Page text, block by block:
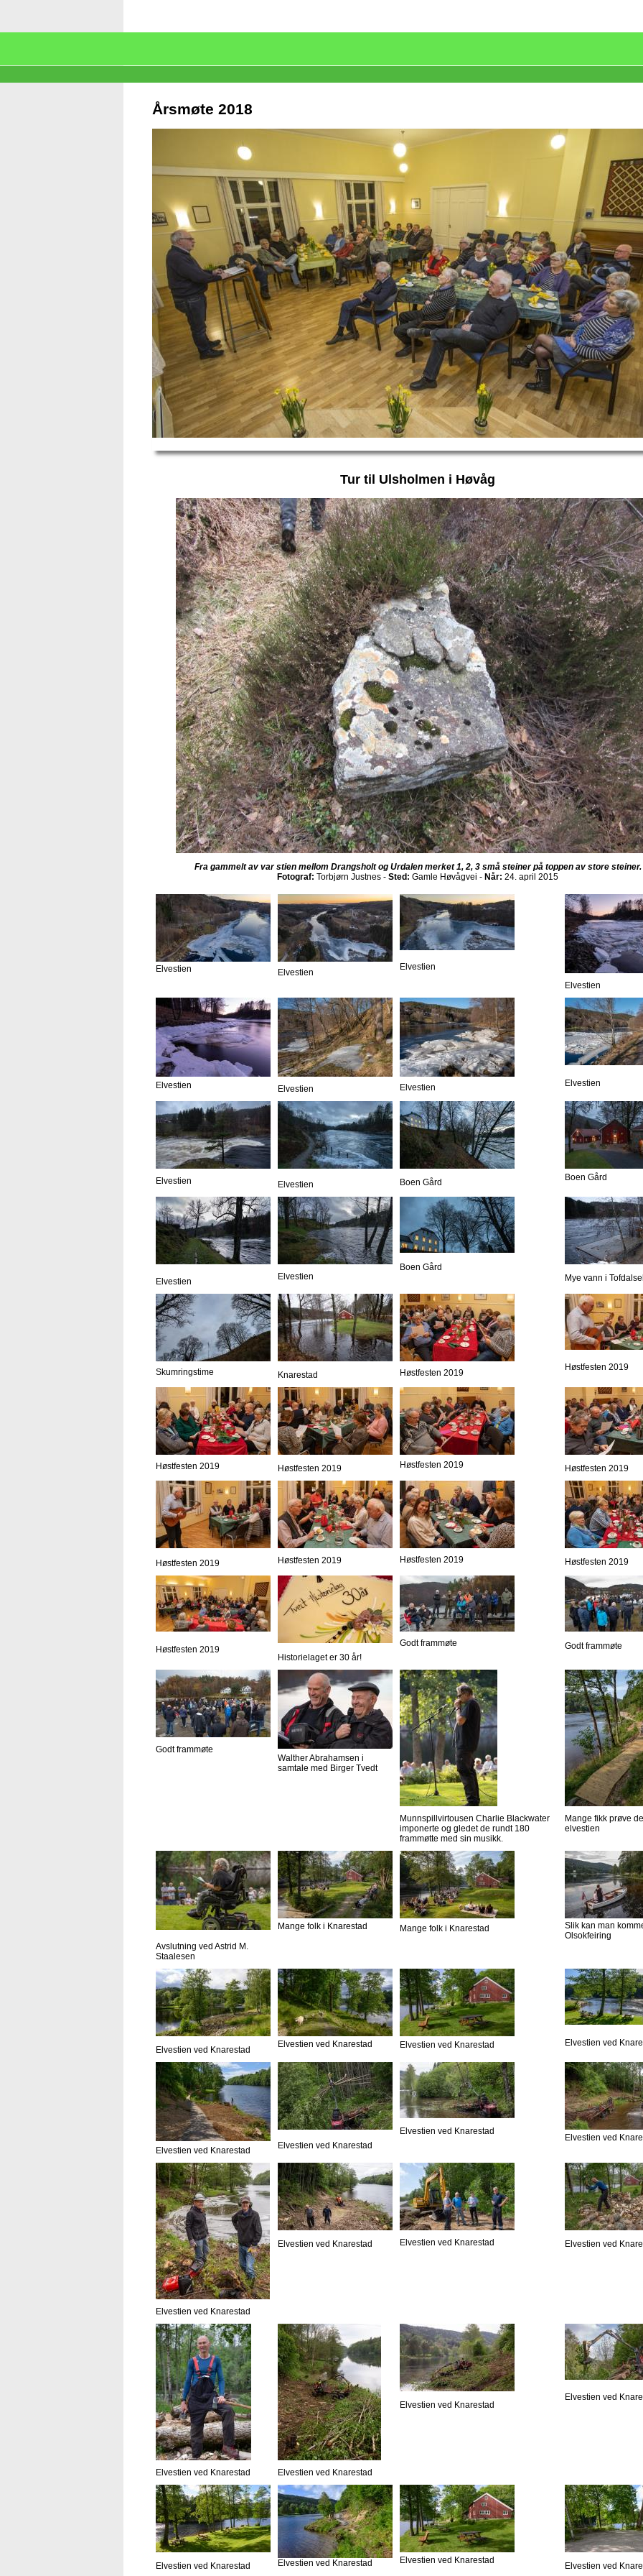
Årsmøte 2018
Tur til Ulsholmen i Høvåg
Fra gammelt av var stien mellom Drangsholt og Urdalen merket 1, 2, 3 små steiner på toppen av store steiner.
Fotograf: Torbjørn Justnes - Sted: Gamle Høvågvei - Når: 24. april 2015
Elvestien Elvestien
Elvestien
Elvestien
Elvestien Elvestien Elvestien Elvestien
Elvestien Elvestien Boen Gård Boen Gård
Elvestien Elvestien
Boen Gård
Mye vann i
Skumringstime Knarestad Høstfesten 2019
Høstfesten 2019
Høstfesten 2019 Høstfesten 2019 Høstfesten 2019 Høstfesten 2019
Høstfesten 2019 Høstfesten 2019 Høstfesten 2019 Høstfesten 2019
Høstfesten 2019
Historielaget er 30 år!
Godt frammøte Godt frammøte
Godt frammøte
Walther Abrahamsen i
samtale med Birger Tvedt
Munnspillvirtousen Charlie Blackwater
imponerte og gledet de rundt 180
frammøtte med sin musikk.
Mange fikk prøve
elvestien
Avslutning ved Astrid M.
Staalesen
Mange folk i Knarestad Mange folk i Knarestad
Slik kan man
Olsokfeiring
Elvestien ved Knarestad
Elvestien ved Knarestad Elvestien ved Knarestad Elvestien ved
Elvestien ved Knarestad Elvestien ved Knarestad
Elvestien ved Knarestad
Elvestien ved
Elvestien ved Knarestad
Elvestien ved Knarestad Elvestien ved Knarestad Elvestien ved
Elvestien ved Knarestad Elvestien ved Knarestad
Elvestien ved Knarestad
Elvestien ved
Elvestien ved Knarestad Elvestien ved Knarestad Elvestien ved Knarestad
Elvestien ved